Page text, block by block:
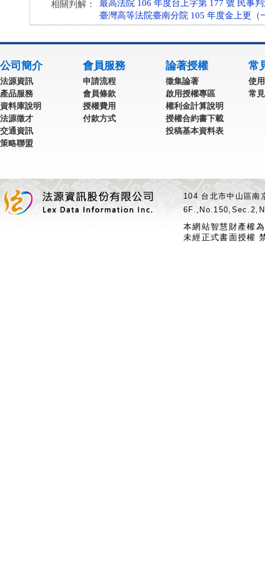
相關判解：
最高法院 106 年度台上字第 177 號 民事
臺灣高等法院臺南分院 105 年度金上更（
公司簡介
法源資訊
產品服務
資料庫說明
法源徵才
交通資訊
策略聯盟
會員服務
申請流程
會員條款
授權費用
付款方式
論著授權
徵集論著
啟用授權專區
權利金計算說明
授權合約書下載
投稿基本資料表
常
使
常
104 台北市中山區
本網站智慧財產權
未經正式書面授權